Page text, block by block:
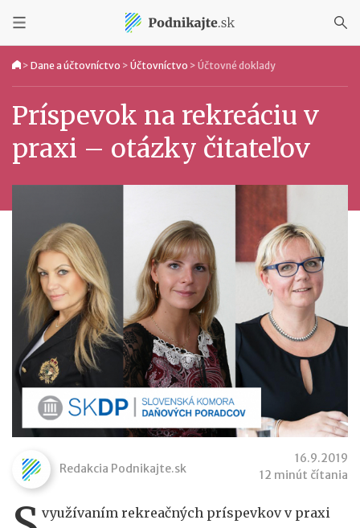
> Dane a účtovníctvo > Účtovníctvo > Účtovné doklady
Príspevok na rekreáciu v
praxi – otázky čitateľov
Redakcia Podnikajte.sk
16.9.2019
12 minút čítania
využívaním rekreačných príspevkov v praxi